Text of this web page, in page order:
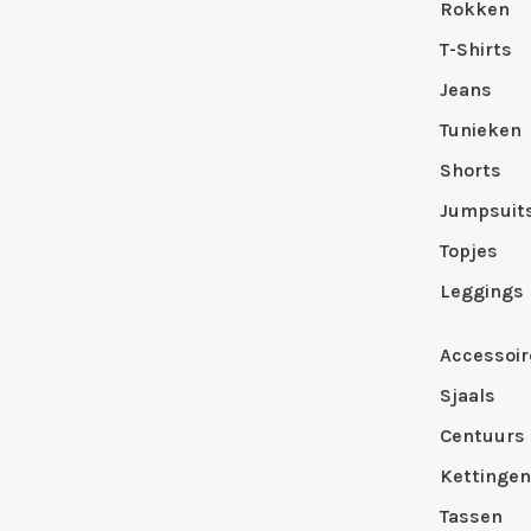
Rokken
T-Shirts
Jeans
Tunieken
Shorts
Topjes
Leggings
Sjaals
Centuurs
Kettingen
Tassen